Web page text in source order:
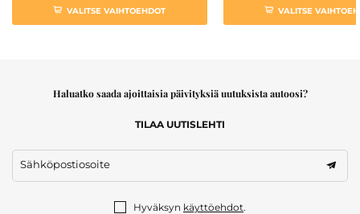
VALITSE VAIHTOEHDOT VALITSE
Haluatko saada ajoittaisia päivityksiä uutuksista autoosi?
TILAA UUTISLEHTI
Sähköpostiosoite
Hyväksyn käyttöehdot.